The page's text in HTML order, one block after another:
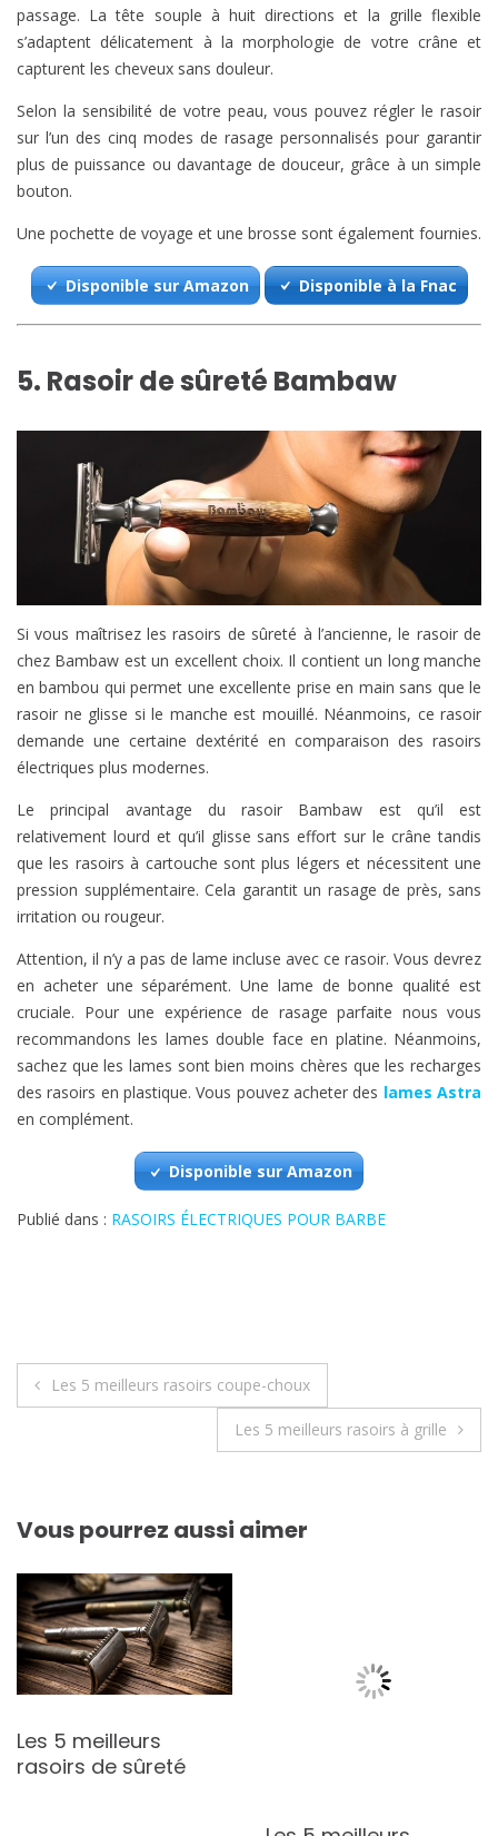
passage. La tête souple à huit directions et la grille flexible
s’adaptent délicatement à la morphologie de votre crâne et
capturent les cheveux sans douleur.
Selon la sensibilité de votre peau, vous pouvez régler le rasoir
sur l’un des cinq modes de rasage personnalisés pour garantir
plus de puissance ou davantage de douceur, grâce à un simple
bouton.
Une pochette de voyage et une brosse sont également fournies.
Disponible sur Amazon Disponible à la Fnac
5. Rasoir desûreté Bambaw
Si vous maîtrisez les rasoirs de sûreté à l’ancienne, le rasoir de
chez Bambaw est un excellent choix. Il contient un long manche
en bambou qui permet une excellente prise en main sans que le
rasoir ne glisse si le manche est mouillé. Néanmoins, ce rasoir
demande une certaine dextérité en comparaison des rasoirs
électriques plus modernes.
Le principal avantage du rasoir Bambaw est qu’il est
relativement lourd et qu’il glisse sans effort sur le crâne tandis
que les rasoirs à cartouche sont plus légers et nécessitent une
pression supplémentaire. Cela garantit un rasage de près, sans
irritation ou rougeur.
Attention, il n’y a pas de lame incluse avec ce rasoir. Vous devrez
en acheter une séparément. Une lame de bonne qualité est
cruciale. Pour une expérience de rasage parfaite nous vous
recommandons les lames double face en platine. Néanmoins,
sachez que les lames sont bien moins chères que les recharges
des rasoirs en plastique. Vous pouvez acheter des lames Astra
en complément.
Disponible sur Amazon
Publié dans : RASOIRS ÉLECTRIQUES POUR BARBE
Navigation
Les 5 meilleurs rasoirs coupe-choux
Les 5 meilleurs rasoirs à grille
Vous pourrez aussi aimer
Les 5 meilleurs
rasoirs de sûreté